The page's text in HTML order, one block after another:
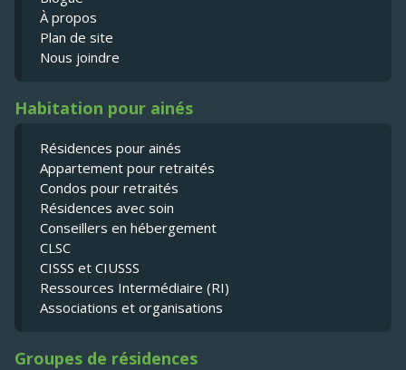
À propos
Plan de site
Nous joindre
Habitation pour ainés
Résidences pour ainés
Appartement pour retraités
Condos pour retraités
Résidences avec soin
Conseillers en hébergement
CLSC
CISSS et CIUSSS
Ressources Intermédiaire (RI)
Associations et organisations
Groupes de résidences